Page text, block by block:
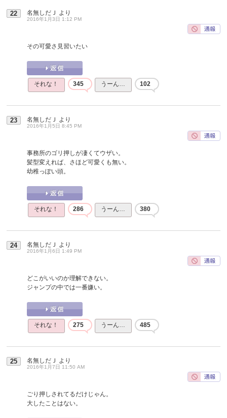
22 名無しだＪ より
2016年1月3日 1:12 PM
その可愛さ見習いたい
それな！ 345 うーん… 102
23 名無しだＪ より
2016年1月5日 8:45 PM
事務所のゴリ押しが凄くてウザい。
髪型変えれば、さほど可愛くも無い。
幼稚っぽい頭。
それな！ 286 うーん… 380
24 名無しだＪ より
2016年1月6日 1:49 PM
どこがいいのか理解できない。
ジャンプの中では一番嫌い。
それな！ 275 うーん… 485
25 名無しだＪ より
2016年1月7日 11:50 AM
ごり押しされてるだけじゃん。
大したことはない。